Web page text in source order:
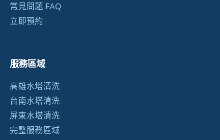
常見問題 FAQ
立即預約
服務區域
高雄水塔清洗
台南水塔清洗
屏東水塔清洗
完整服務區域